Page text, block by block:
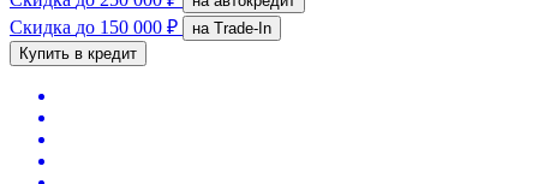
Скидка до 150 000 ₽
на Trade-In
Купить в кредит